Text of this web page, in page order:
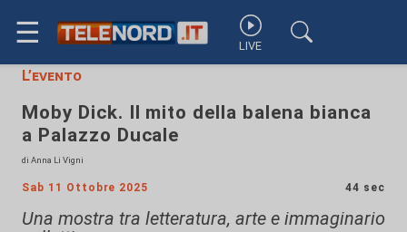
☰ LIVE
L’evento
Moby Dick. Il mito della balena bianca
a Palazzo Ducale
di Anna Li Vigni
Sab 11 Ottobre 2025 44 sec
Una mostra tra letteratura, arte e immaginario